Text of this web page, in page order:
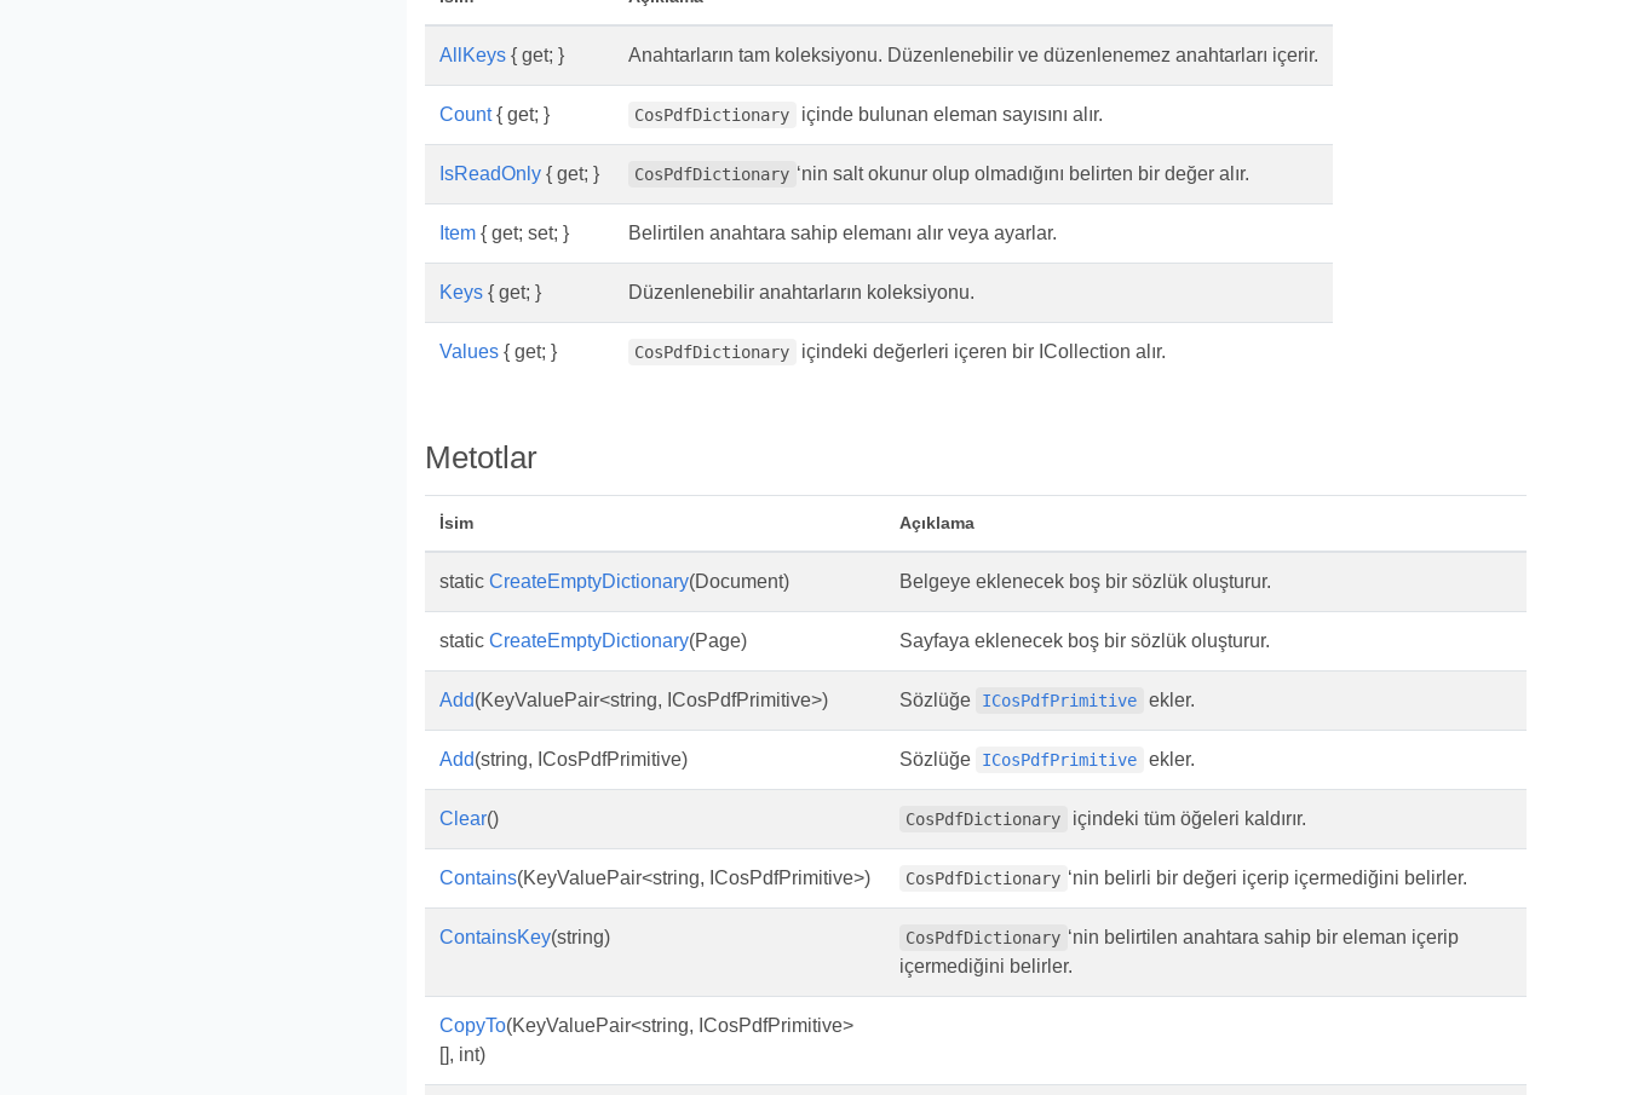
AllKeys { get; } Anahtarların tam koleksiyonu. Düzenlenebilir ve düzenlenemez anahtarları içerir.
Count{ get; } CosPdfDictionary içinde bulunan eleman sayısını alır.
IsReadOnly { get; } CosPdfDictionary ‘nin salt okunur olup olmadığını belirten bir değer alır.
Item { get; set; } Belirtilen anahtara sahip elemanı alır veya ayarlar.
Keys { get; } Düzenlenebilir anahtarların koleksiyonu.
Values { get; } CosPdfDictionary içindeki değerleri içeren bir ICollection alır.
Metotlar
İsim Açıklama
static CreateEmptyDictionary(Document) Belgeye eklenecek boş bir sözlük oluşturur.
static CreateEmptyDictionary(Page) Sayfaya eklenecek boş bir sözlük oluşturur.
Add(KeyValuePair<string, ICosPdfPrimitive>) Sözlüğe ICosPdfPrimitive ekler.
Add(string, ICosPdfPrimitive) Sözlüğe ICosPdfPrimitive ekler.
Clear() CosPdfDictionary içindeki tüm öğeleri kaldırır.
Contains(KeyValuePair<string, ICosPdfPrimitive>) CosPdfDictionary ‘nin belirli bir değeri içerip içermediğini belirler.
ContainsKey(string) CosPdfDictionary ‘nin belirtilen anahtara sahip bir eleman içerip
içermediğini belirler.
CopyTo(KeyValuePair<string, ICosPdfPrimitive>
[], int)